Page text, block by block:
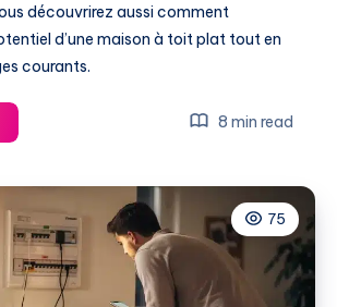
découvrirez aussi comment
d’une maison à toit plat tout en
courants.
avantages,
inconvénients
8 min read
75